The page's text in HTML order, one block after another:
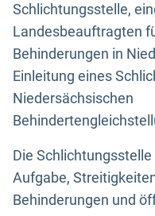
Schlichtungsstelle,
Landesbeauftragten
Behinderungen in
Einleitung eines
Niedersächsischen
Die Schlichtungsstelle
Aufgabe,
Behinderungen und